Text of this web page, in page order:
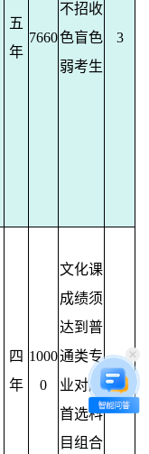
五
年
7660
不招收
色盲色
弱考生
3
四
年
1000
0
文化课
成绩须
达到普
通类专
业对应
首选科
目组合
2